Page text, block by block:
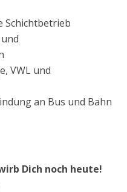
Schichtbetrieb
VWL und
an Bus und Bahn
Dich noch heute!